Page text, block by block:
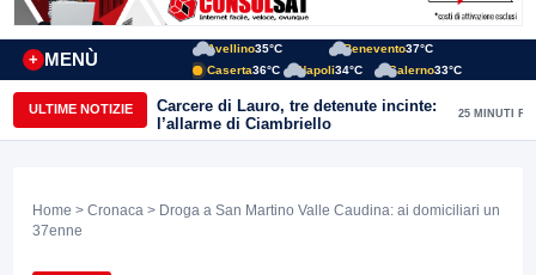
MENÙ
+
Avellino35°C Benevento37°C
Caserta36°C Napoli34°C Salerno33°C
ULTIME NOTIZIE
Carcere di Lauro, tre detenute incinte:
l’allarme di Ciambriello
25 MINUTI FA
Home > Cronaca > Droga a San Martino Valle Caudina: ai domiciliari un
37enne